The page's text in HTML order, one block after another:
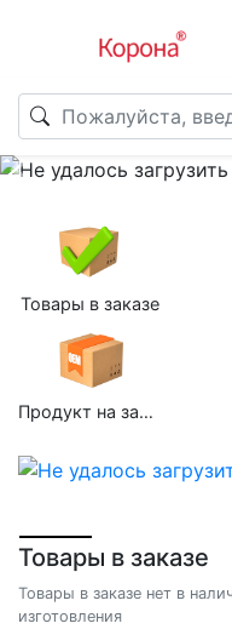
Previous
Товары в заказе
Продукт на заказ
Товары в заказе
Товары в заказе нет в
изготовления